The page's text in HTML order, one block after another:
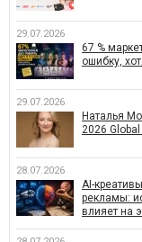
29.07.2026
67 %
ошибку,
29.07.2026
Наталья
2026
28.07.2026
AI-
рекламы:
влияет на